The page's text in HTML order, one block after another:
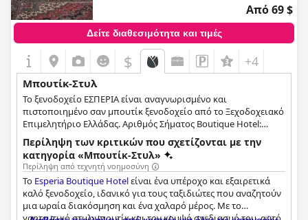
Από 69 $
Δείτε διαθεσιμότητα και τιμές
$ +4
Μπουτίκ-Στυλ
To ξενοδοχείο ΕΣΠΕΡΙΑ είναι αναγνωρισμένο και
πιστοποιημένο σαν μπουτίκ ξενοδοχείο από το Ξεχοδοχειακό
Επιμελητήριο Ελλάδας. Αριθμός Σήματος Boutique Hotel:
3023510119
Περίληψη των κριτικών που σχετίζονται με την
κατηγορία «Μπουτίκ-Στυλ»
Περίληψη από τεχνητή νοημοσύνη
Το Esperia Boutique Hotelείναι ένα υπέροχο και εξαιρετικά
καλό ξενοδοχείο, ιδανικό για τους ταξιδιώτες που αναζητούν
μια ωραία διακόσμηση και ένα χαλαρό μέρος. Με το